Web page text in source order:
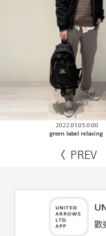
2022.01.05 0:00
green label relaxing
PREV
歡